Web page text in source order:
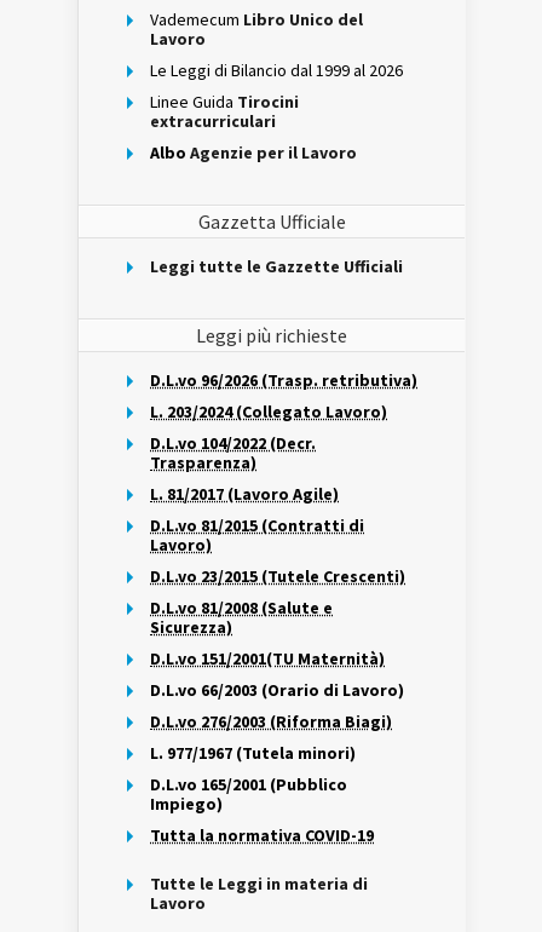
Vademecum Libro Unico del
Lavoro
Le Leggi di Bilancio dal 1999 al 2026
Linee Guida Tirocini
extracurriculari
Albo Agenzie per il Lavoro
Gazzetta Ufficiale
Leggi tutte le Gazzette Ufficiali
Leggi più richieste
D.L.vo 96/2026 (Trasp. retributiva)
L. 203/2024 (Collegato Lavoro)
D.L.vo 104/2022 (Decr.
Trasparenza)
L. 81/2017 (Lavoro Agile)
D.L.vo 81/2015 (Contratti di
Lavoro)
D.L.vo 23/2015 (Tutele Crescenti)
D.L.vo 81/2008 (Salute e
Sicurezza)
D.L.vo 151/2001(TU Maternità)
D.L.vo 66/2003 (Orario di Lavoro)
D.L.vo 276/2003 (Riforma Biagi)
L. 977/1967 (Tutela minori)
D.L.vo 165/2001 (Pubblico
Impiego)
Tutta la normativa COVID-19
Tutte le Leggi in materia di
Lavoro